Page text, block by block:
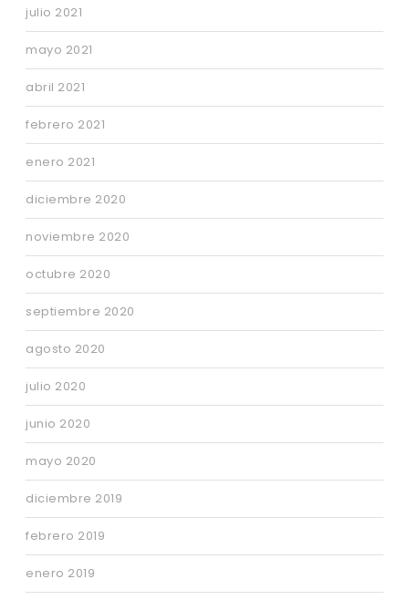
julio 2021
mayo 2021
abril 2021
febrero 2021
enero 2021
diciembre 2020
noviembre 2020
octubre 2020
septiembre 2020
agosto 2020
julio 2020
junio 2020
mayo 2020
diciembre 2019
febrero 2019
enero 2019